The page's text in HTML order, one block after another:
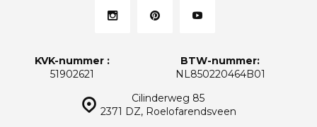
Cilinderweg 85
2371 DZ, Roelofarendsveen
KVK-nummer :
51902621
BTW-nummer:
NL850220464B01